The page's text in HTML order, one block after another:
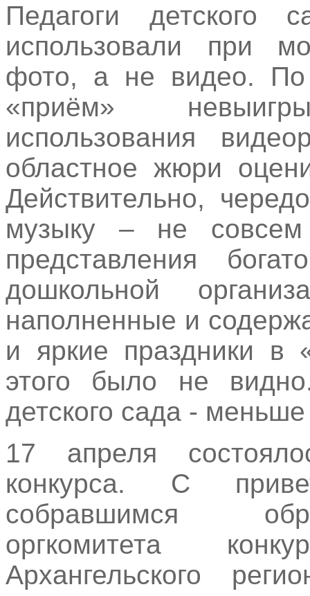
Педагоги
использовали при
фото, а не видео. По
«приём»
использования
областное жюри
Действительно,
музыку – не
представления
дошкольной
наполненные и
и яркие праздники в
этого было не
детского сада -
17 апреля
конкурса. С
собравшимся
оргкомитета
Архангельского